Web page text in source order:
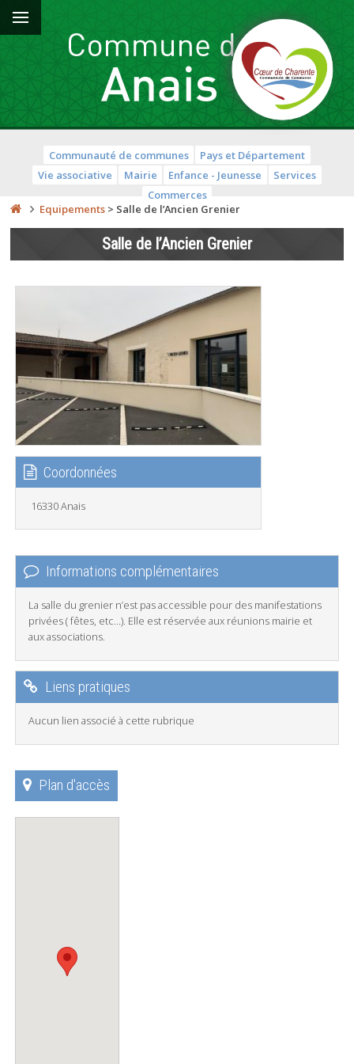
Communauté de communes
Pays et Département
Vie associative
Mairie Enfance - Jeunesse
Services
Commerces
Equipements > Salle de l’Ancien Grenier
Salle de l’Ancien Grenier
Coordonnées
16330 Anais
Informations complémentaires
La salle du grenier n’est pas accessible pour des manifestations
privées ( fêtes, etc…). Elle est réservée aux réunions mairie et
aux associations.
Liens pratiques
Aucun lien associé à cette rubrique
Plan d'accès